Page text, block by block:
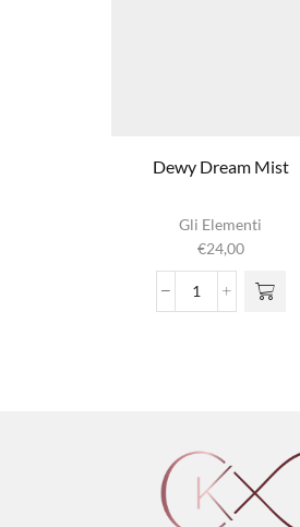
Dewy Dream Mist
Gli Elementi
€24,00
Dewy